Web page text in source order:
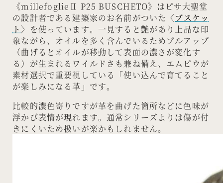
《millefoglieⅡ P25 BUSCHETO》はピサ大聖堂
の設計者である建築家のお名前がついた〈ブスケッ
ト〉を使っています。一見すると艶があり上品な印
象ながら、オイルを多く含んでいるためプルアップ
（曲げるとオイルが移動して表面の濃さが変化す
る）が生まれるワイルドさも兼ね備え、エムピウが
素材選択で重要視している「使い込んで育てること
が楽しみになる革」です。
比較的濃色寄りですが革を曲げた箇所などに色味が
浮かび表情が現れます。通常シリーズよりは傷が付
きにくいため扱いが楽かもしれません。